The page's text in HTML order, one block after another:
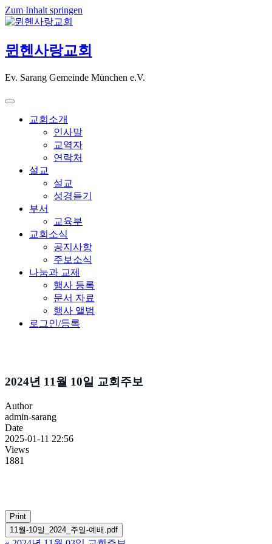
Zum Inhalt springen
뮌헨사랑교회
Ev. Sarang Gemeinde München e.V.
교회소개
인사말
교역자
연락처
설교
설교
성경듣기
부서
교육부
교회소식
공지사항
주보소식
나눔과 교제
행사 등록
문서 자료
행사 앨범
로그인/등록
2024년 11월 10일 교회주보
Author
admin-sarang
Date
2025-01-11 22:56
Views
1881
Print
11월-10일_2024_주일-예배.pdf